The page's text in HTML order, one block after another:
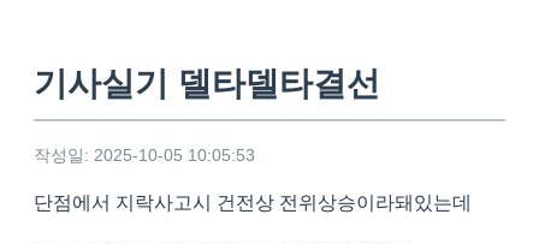
기사실기 델타델타결선
작성일: 2025-10-05 10:05:53
단점에서 지락사고시 건전상 전위상승이라돼있는데